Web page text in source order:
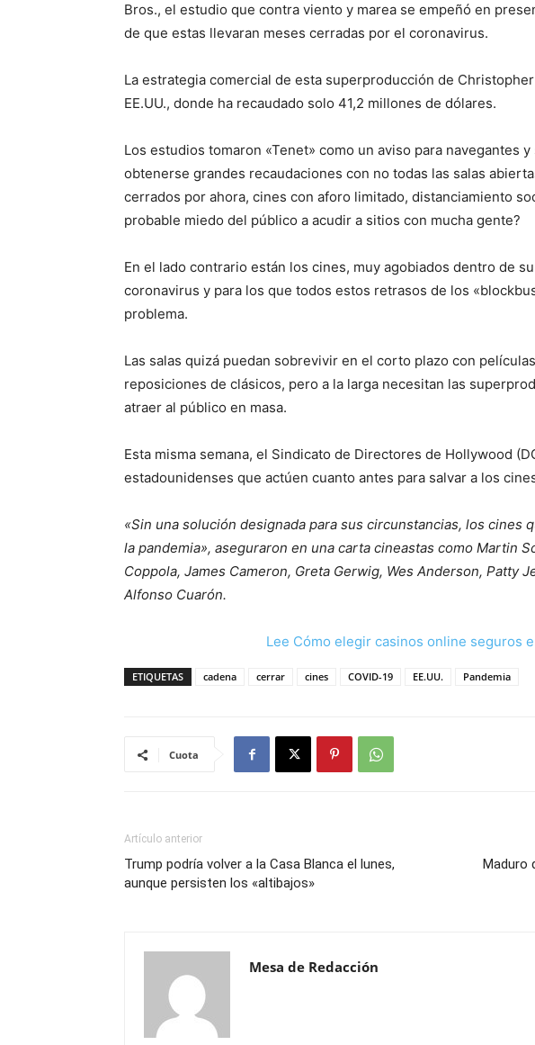
Bros., el estudio que contra viento y marea se empeñó en
de que estas llevaran meses cerradas por el coronavirus.
La estrategia comercial de esta superproducción de
EE.UU., donde ha recaudado solo 41,2 millones de dólares.
Los estudios tomaron «Tenet» como un aviso para navegantes
obtenerse grandes recaudaciones con no todas las salas
cerrados por ahora, cines con aforo limitado, distanciamiento
probable miedo del público a acudir a sitios con mucha gente?
En el lado contrario están los cines, muy agobiados dentro de
coronavirus y para los que todos estos retrasos de los
problema.
Las salas quizá puedan sobrevivir en el corto plazo con
reposiciones de clásicos, pero a la larga necesitan las
atraer al público en masa.
Esta misma semana, el Sindicato de Directores de Hollywood
estadounidenses que actúen cuanto antes para salvar a los
«Sin una solución designada para sus circunstancias, los cines
la pandemia», aseguraron en una carta cineastas como Martin
Coppola, James Cameron, Greta Gerwig, Wes Anderson, Patty
Alfonso Cuarón.
Lee Cómo elegir casinos online seguros
ETIQUETAS cadena cerrar cines COVID-19 EE.UU. Pandemia
Cuota
Artículo anterior
Trump podría volver a la Casa Blanca el lunes,
aunque persisten los «altibajos»
Maduro
Mesa de Redacción